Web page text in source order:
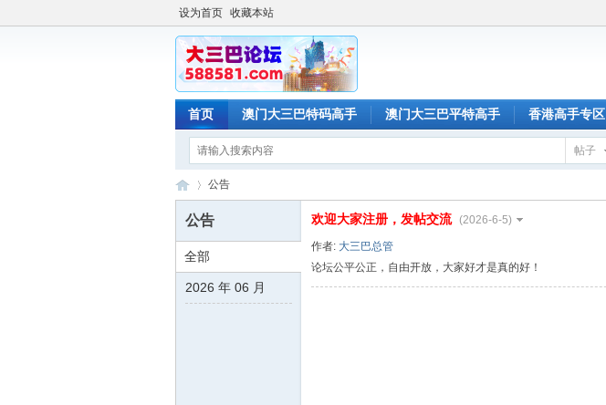
设为首页 收藏本站
首页 澳门大三巴特码高手 澳门大三巴平特高手 香港高手专区
帖子
澳 ›
公告
欢迎大家注册，发帖交流 (2026-6-5)
作者: 大三巴总管
论坛公平公正，自由开放，大家好才是真的好！
公告
全部
2026 年 06 月